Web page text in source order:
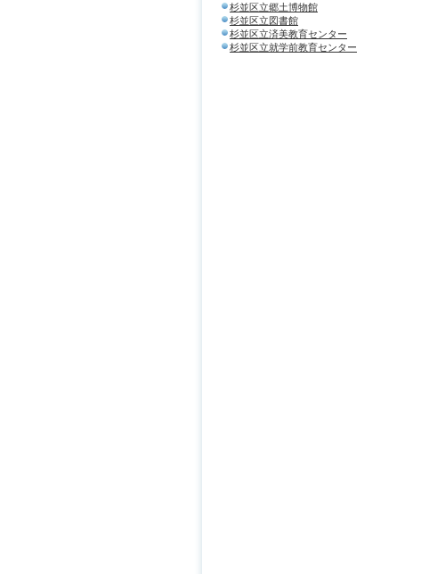
杉並区立郷土博物館
杉並区立図書館
杉並区立済美教育センター
杉並区立就学前教育センター